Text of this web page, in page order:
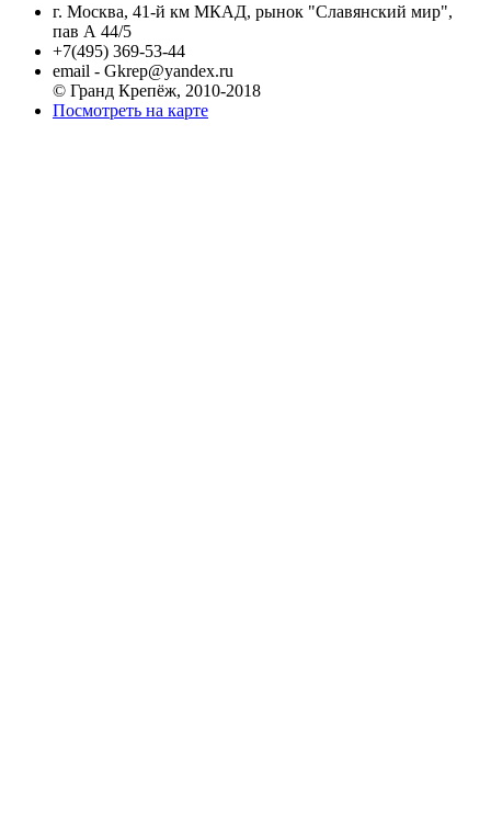
г. Москва, 41-й км МКАД, рынок "Славянский мир",
пав А 44/5
+7(495) 369-53-44
email - Gkrep@yandex.ru
© Гранд Крепёж, 2010-2018
Посмотреть на карте